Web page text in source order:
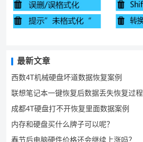
最新文章
西数4T机械硬盘坏道数据恢复案例
联想笔记本一键恢复后数据丢失恢复过程
成都4T硬盘打不开恢复里面数据案例
内存和硬盘买什么牌子可以呢？
春节后电脑硬件价格还会继续上涨吗？